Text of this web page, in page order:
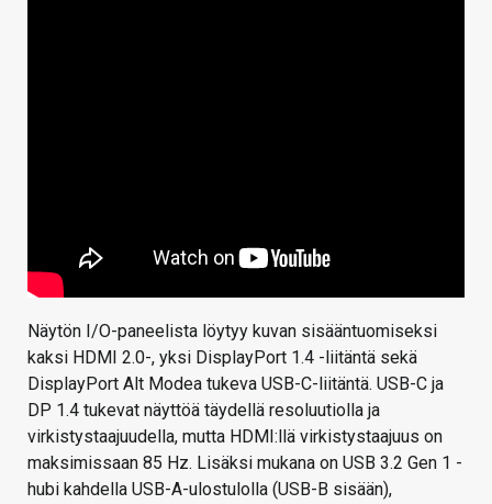
Näytön I/O-paneelista löytyy kuvan sisääntuomiseksi
kaksi HDMI 2.0-, yksi DisplayPort 1.4 -liitäntä sekä
DisplayPort Alt Modea tukeva USB-C-liitäntä. USB-C ja
DP 1.4 tukevat näyttöä täydellä resoluutiolla ja
virkistystaajuudella, mutta HDMI:llä virkistystaajuus on
maksimissaan 85 Hz. Lisäksi mukana on USB 3.2 Gen 1 -
hubi kahdella USB-A-ulostulolla (USB-B sisään),